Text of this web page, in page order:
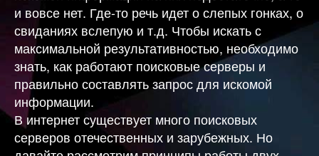
и вовсе нет. Где-то речь идет о слепых гонках, о
свиданиях вслепую и т.д. Чтобы искать с
максимальной результативностью, необходимо
знать, как работают поисковые серверы и
правильно составлять запрос для искомой
информации.
В интернет существует много поисковых
серверов отечественных и зарубежных. Но